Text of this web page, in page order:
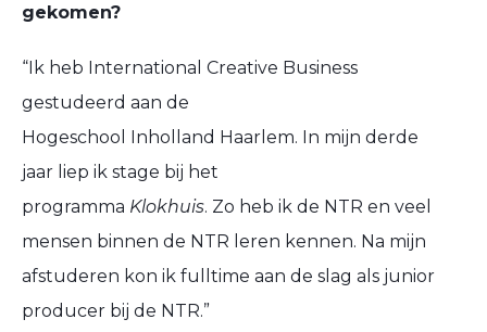
gekomen?
“Ik heb International Creative Business
gestudeerd aan de
Hogeschool Inholland Haarlem. In mijn derde
jaar liep ik stage bij het
programma Klokhuis. Zo heb ik de NTR en veel
mensen binnen de NTR leren kennen. Na mijn
afstuderen kon ik fulltime aan de slag als junior
producer bij de NTR.”